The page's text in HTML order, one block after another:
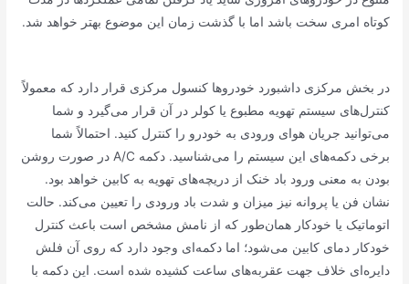
کوتاه امری سخت باشد اما با گذشت زمان این موضوع بهتر خواهد شد.
در بخش مرکزی داشبورد خودروها کنسول مرکزی قرار دارد که معمولاً
کنترل‌های سیستم تهویه مطبوع یا کولر در آن قرار می‌گیرد و شما
می‌توانید جریان هوای ورودی به خودرو را کنترل کنید. احتمالاً شما
برخی دکمه‌های این سیستم را می‌شناسید. دکمه A/C در صورت روشن
بودن به معنی ورود باد خنک از دریچه‌های تهویه به کابین خواهد بود.
نشان فن یا پروانه نیز میزان و شدت باد ورودی را تعیین می‌کند. حالت
اتوماتیک یا خودکار همان‌طور که از نامش مشخص است باعث کنترل
خودکار دمای کابین می‌شود؛ اما دکمه‌ای وجود دارد که روی آن فلش
دایره‌ای خلاف جهت عقربه‌های ساعت کشیده شده است. این دکمه با